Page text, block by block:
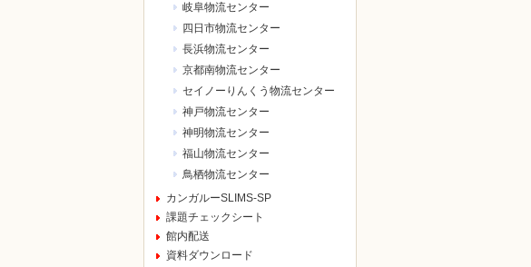
岐阜物流センター
四日市物流センター
長浜物流センター
京都南物流センター
セイノーりんくう物流センター
神戸物流センター
神明物流センター
福山物流センター
鳥栖物流センター
カンガルーSLIMS-SP
課題チェックシート
館内配送
資料ダウンロード